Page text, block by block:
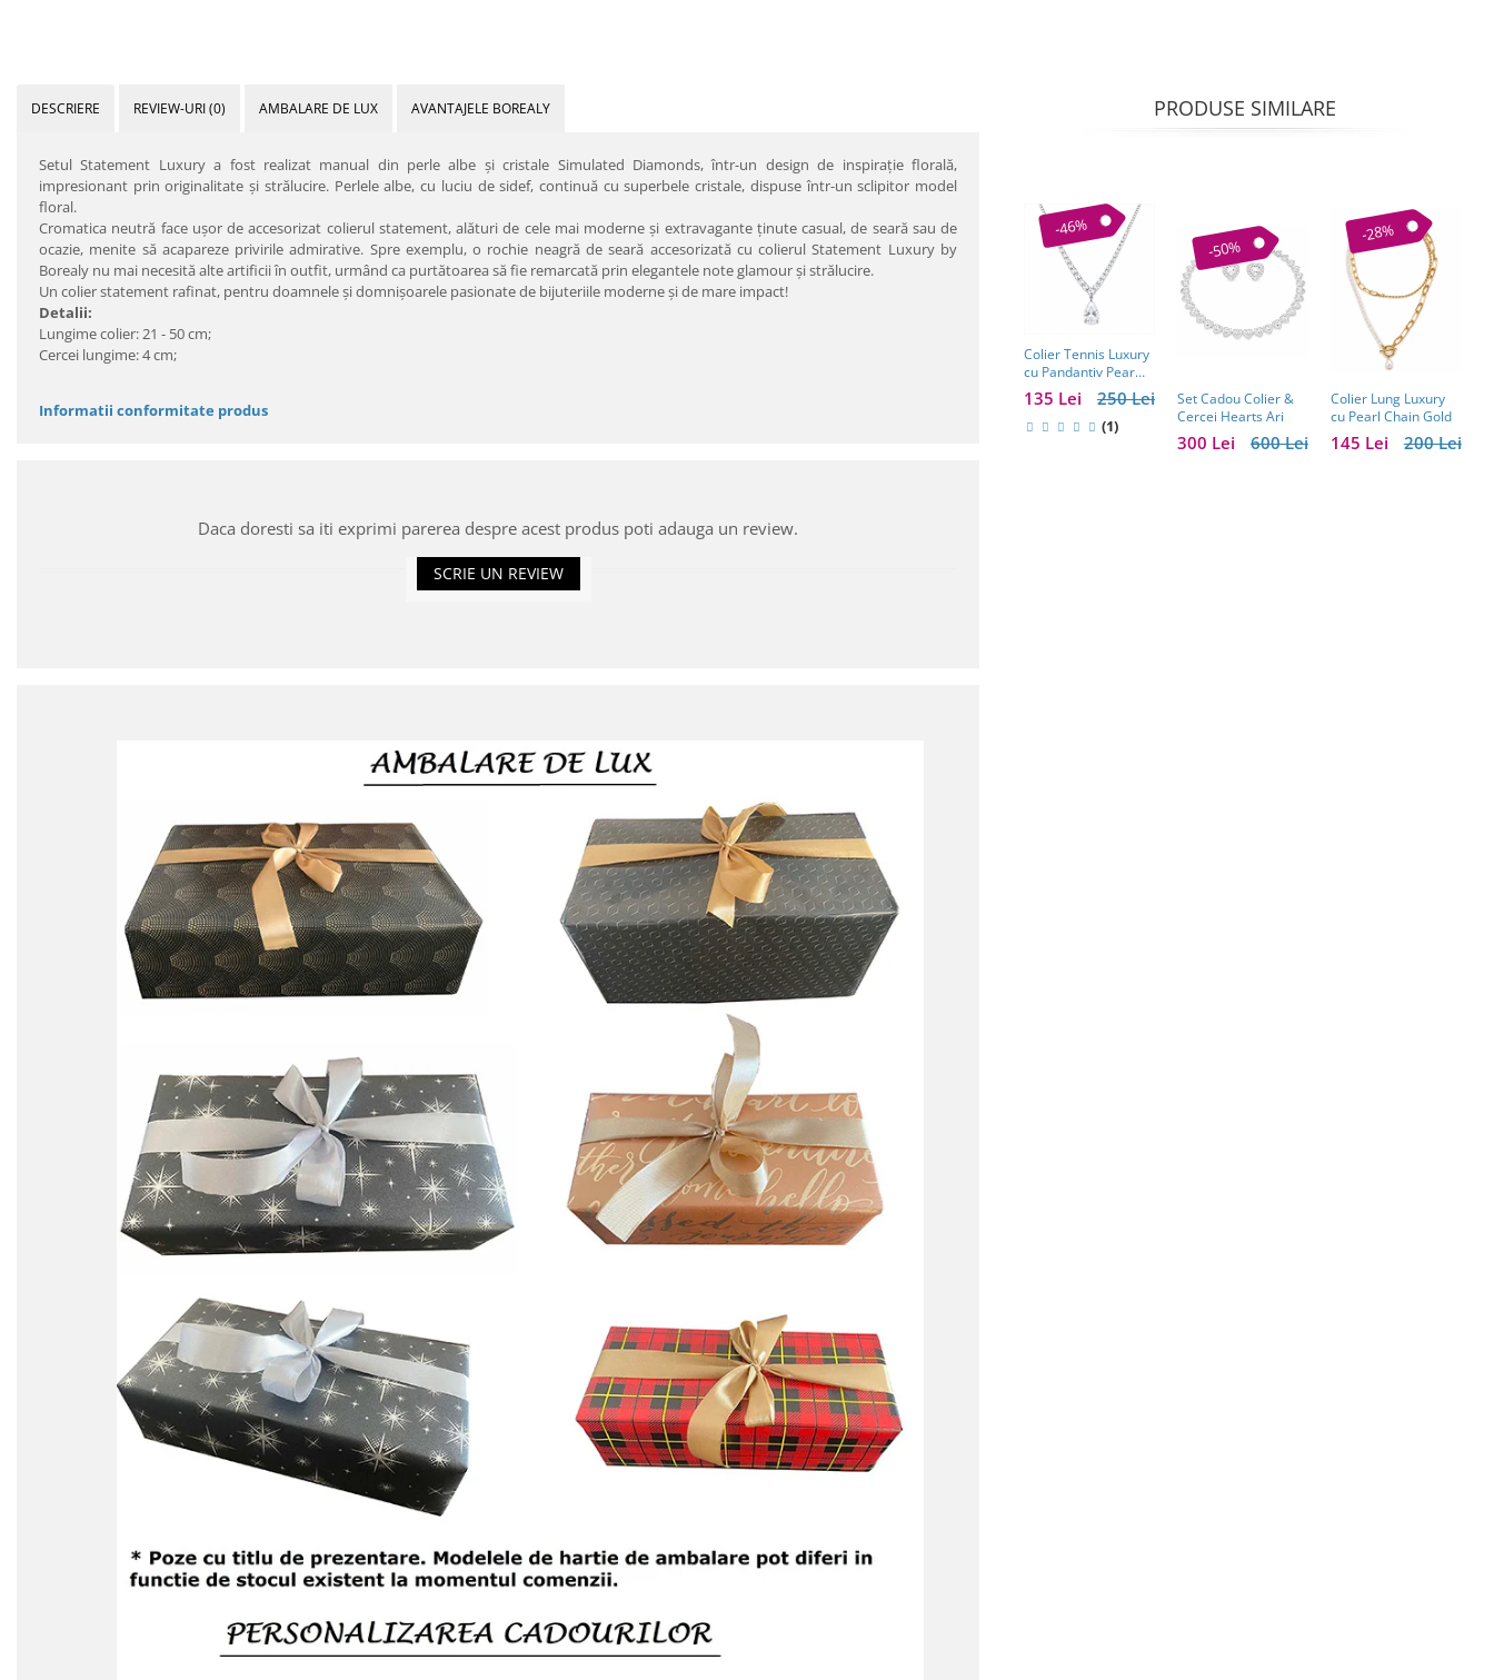
DESCRIERE REVIEW-URI(0) AMBALARE DE LUX AVANTAJELE BOREALY
Setul Statement Luxury a fost realizat manual din perle albe şi cristale Simulated Diamonds, într-un design de inspiraţie florală,
impresionant prin originalitate şi strălucire. Perlele albe, cu luciu de sidef, continuă cu superbele cristale, dispuse într-un sclipitor model
floral.
Cromatica neutră face uşor de accesorizat colierul statement, alături de cele mai moderne şi extravagante ţinute casual, de seară sau de
ocazie, menite să acapareze privirile admirative. Spre exemplu, o rochie neagră de seară accesorizată cu colierul Statement Luxury by
Borealy nu mai necesită alte artificii în outfit, urmând ca purtătoarea să fie remarcată prin elegantele note glamour şi strălucire.
Un colier statement rafinat, pentru doamnele şi domnişoarele pasionate de bijuteriile moderne şi de mare impact!
Detalii:
Lungime colier: 21 - 50 cm;
Cercei lungime: 4 cm;
Informatii conformitate produs
Daca doresti sa iti exprimi parerea despre acest produs poti adauga un review.
SCRIE UN REVIEW
PRODUSE SIMILARE
-46%
Colier Tennis Luxury
cu Pandantiv Pear
Cut – Eleganță
Atemporală 250 Lei
135 Lei
(1)
-50%
Set Cadou Colier &
Cercei Hearts Ari
600 Lei
300 Lei
-28%
Colier Lung Luxury
cu Pearl Chain Gold
200 Lei
145 Lei